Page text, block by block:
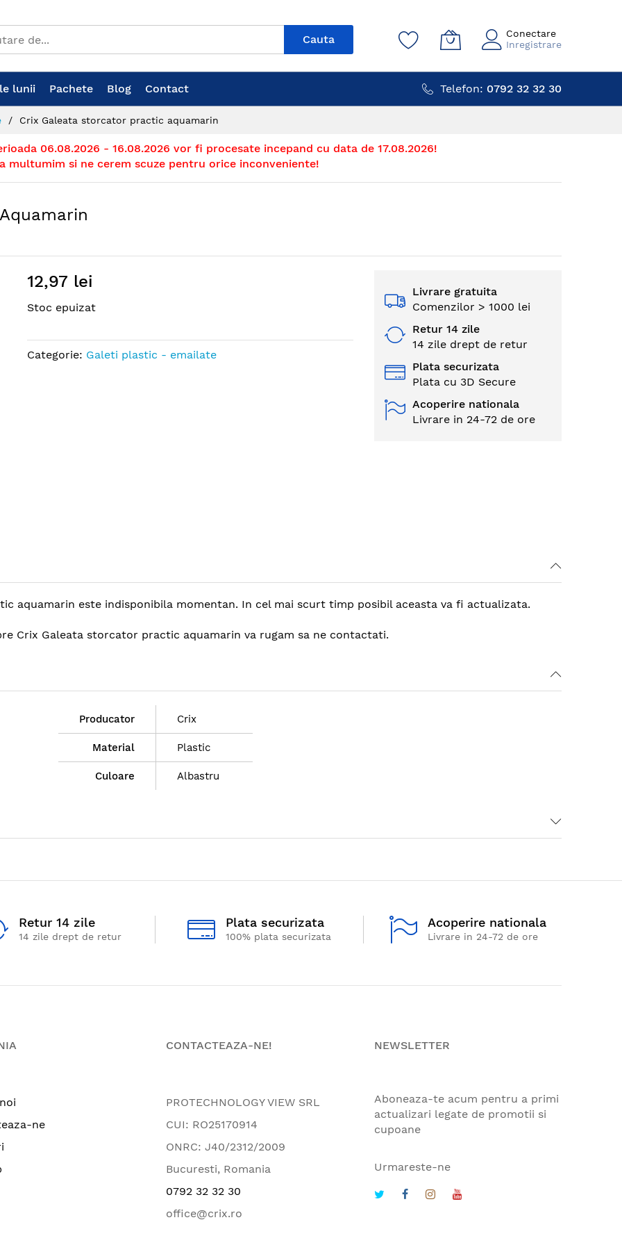
Cauta
Conectare
Inregistrare
lunii Pachete Blog Contact Telefon: 0792 32 32 30
Crix Galeata storcator practic aquamarin
06.08.2026 - 16.08.2026 vor fi procesate incepand cu data de 17.08.2026!
multumim si ne cerem scuze pentru orice inconveniente!
12,97 lei
Stoc epuizat
Categorie: Galeti plastic - emailate
Livrare gratuita
Comenzilor > 1000 lei
Retur 14 zile
14 zile drept de retur
Plata securizata
Plata cu 3D Secure
Acoperire nationala
Livrare in 24-72 de ore
aquamarin este indisponibila momentan. In cel mai scurt timp posibil aceasta va fi actualizata.
Crix Galeata storcator practic aquamarin va rugam sa ne contactati.
Producator Crix
Material Plastic
Culoare Albastru
Retur 14 zile
14 zile drept de retur
Plata securizata
100% plata securizata
Acoperire nationala
Livrare in 24-72 de ore
ne
CONTACTEAZA-NE!
PROTECHNOLOGY VIEW SRL
CUI: RO25170914
ONRC: J40/2312/2009
Bucuresti, Romania
0792 32 32 30
office@crix.ro
NEWSLETTER
Aboneaza-te acum pentru a primi
actualizari legate de promotii si
cupoane
Urmareste-ne